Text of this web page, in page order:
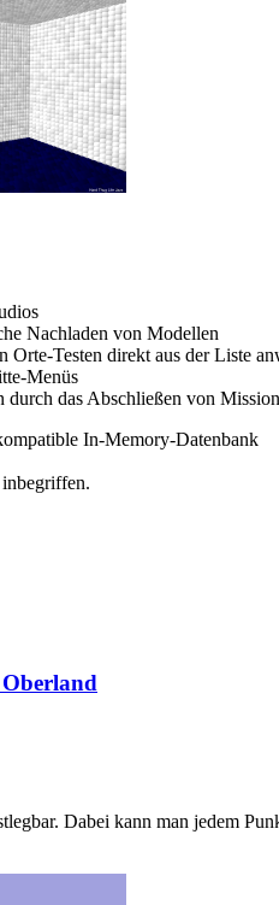
Nachladen von Modellen
Orte-Testen direkt aus der Liste
Menüs
durch das Abschließen von
In-Memory-Datenbank
Dabei kann man jedem